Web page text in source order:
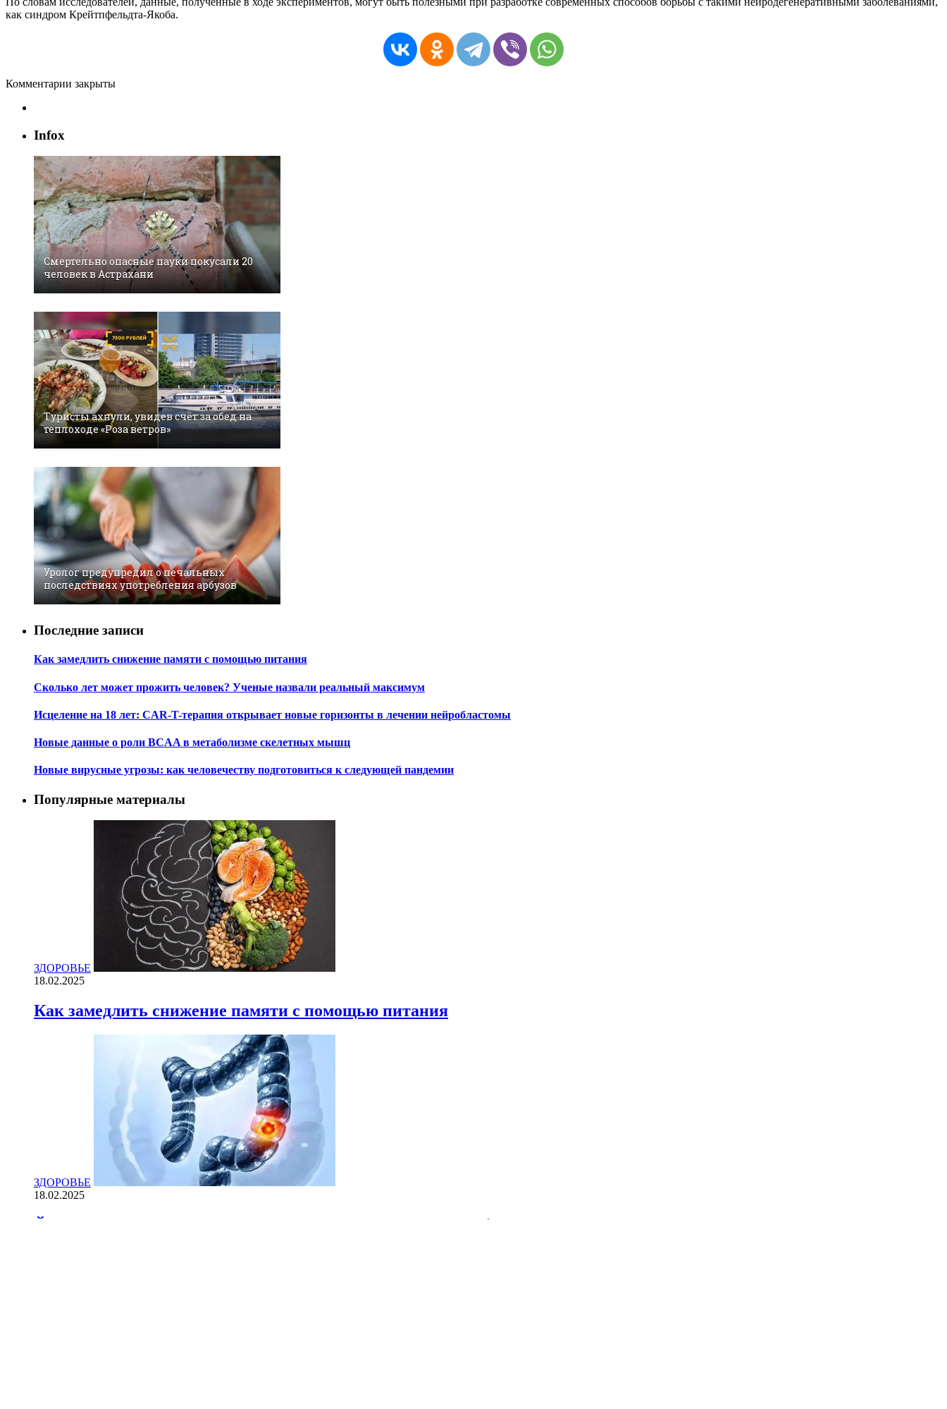
как синдром Крейтпфельдта-Якоба.
Комментарии закрыты
Infox
Смертельно опасные пауки покусали 20
человек в Астрахани
Туристы ахнули, увидев счёт за обед на
теплоходе «Роза ветров»
Уролог предупредил о печальных
последствиях употребления арбузов
Последние записи
Как замедлить снижение памяти с помощью питания
Сколько лет может прожить человек? Ученые назвали реальный максимум
Исцеление на 18 лет: CAR-T-терапия открывает новые горизонты в лечении нейробластомы
Новые данные о роли BCAA в метаболизме скелетных мышц
Новые вирусные угрозы: как человечеству подготовиться к следующей пандемии
Популярные материалы
ЗДОРОВЬЕ
18.02.2025
Как замедлить снижение памяти с помощью питания
ЗДОРОВЬЕ
18.02.2025
Йогурт против рака: научные доказательства пользы пробиотиков